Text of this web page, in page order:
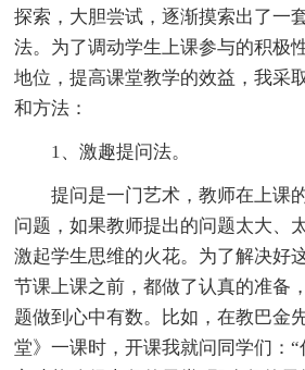
探索，大胆尝试，逐渐摸索出了一
法。为了调动学生上课参与的积极
地位，提高课堂教学的效益，我采
和方法：
1、激趣提问法。
提问是一门艺术，教师在上课
问题，如果教师提出的问题太大、
激起学生思维的火花。为了解决好
节课上课之前，都做了认真的准备
题做到心中有数。比如，在教巴金
堂》一课时，开课我就问同学们：